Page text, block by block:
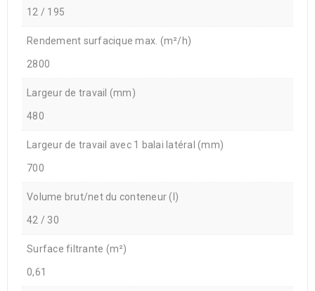
12 / 195
Rendement surfacique max. (m²/h)
2800
Largeur de travail (mm)
480
Largeur de travail avec 1 balai latéral (mm)
700
Volume brut/net du conteneur (l)
42 / 30
Surface filtrante (m²)
0,61